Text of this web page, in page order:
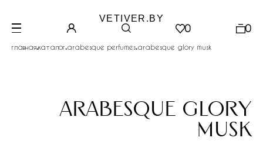
VETIVER.BY
0 0
главная.каталог.arabesque perfumes.arabesque glory musk
arabesque glory
musk